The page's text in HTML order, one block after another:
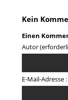
Kein
Einen
Autor
E-Mail-Adresse :